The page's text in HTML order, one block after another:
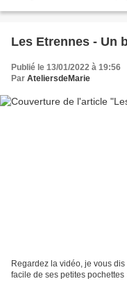
Les Etrennes - Un
Publié le 13/01/2022 à 19:56
Par AteliersdeMarie
Regardez la vidéo, je vous
facile de ses petites